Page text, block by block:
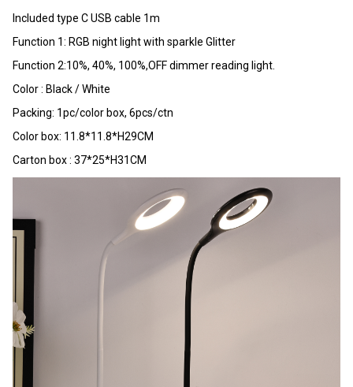
Included type C USB cable 1m
Function 1: RGB night light with sparkle Glitter
Function 2:10%, 40%, 100%,OFF dimmer reading light.
Color : Black / White
Packing: 1pc/color box, 6pcs/ctn
Color box: 11.8*11.8*H29CM
Carton box : 37*25*H31CM